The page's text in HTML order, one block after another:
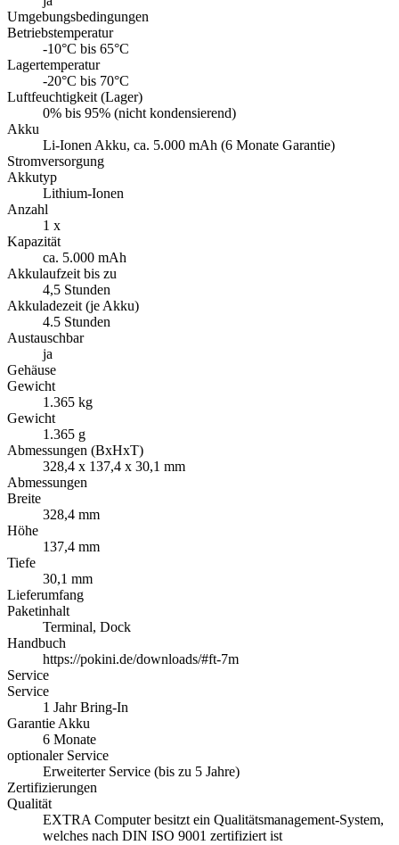
Umgebungsbedingungen
Betriebstemperatur
-10°C bis 65°C
Lagertemperatur
-20°C bis 70°C
Luftfeuchtigkeit (Lager)
0% bis 95% (nicht kondensierend)
Akku
Li-Ionen Akku, ca. 5.000 mAh (6 Monate Garantie)
Stromversorgung
Akkutyp
Lithium-Ionen
Anzahl
1 x
Kapazität
ca. 5.000 mAh
Akkulaufzeit bis zu
4,5 Stunden
Akkuladezeit (je Akku)
4.5 Stunden
Austauschbar
ja
Gehäuse
Gewicht
1.365 kg
Gewicht
1.365 g
Abmessungen (BxHxT)
328,4 x 137,4 x 30,1 mm
Abmessungen
Breite
328,4 mm
Höhe
137,4 mm
Tiefe
30,1 mm
Lieferumfang
Paketinhalt
Terminal, Dock
Handbuch
https://pokini.de/downloads/#ft-7m
Service
Service
1 Jahr Bring-In
Garantie Akku
6 Monate
optionaler Service
Erweiterter Service (bis zu 5 Jahre)
Zertifizierungen
Qualität
EXTRA Computer besitzt ein Qualitätsmanagement-System,
welches nach DIN ISO 9001 zertifiziert ist